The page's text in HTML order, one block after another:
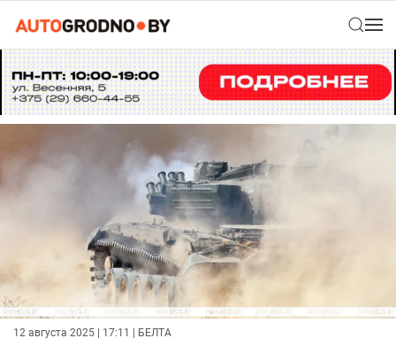
12 августа 2025 | 17:11 | БЕЛТА